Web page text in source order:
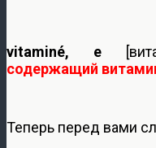
vitaminé, e
содержащий
Теперь перед вами